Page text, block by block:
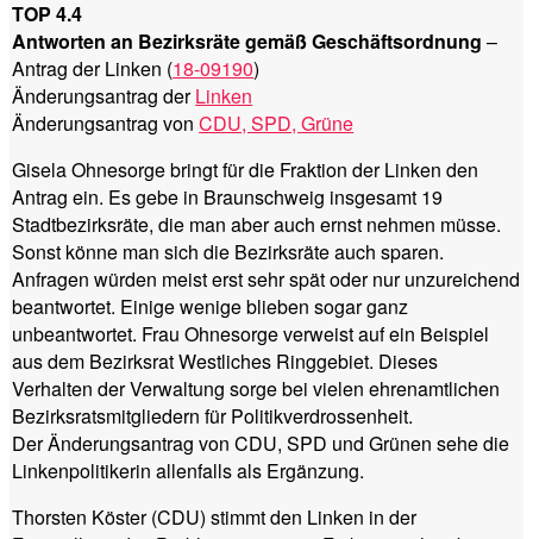
TOP 4.4
Antworten an Bezirksräte gemäß Geschäftsordnung –
Antrag der Linken (18-09190)
Änderungsantrag derLinken
Änderungsantrag vonCDU, SPD, Grüne
Gisela Ohnesorge bringt für die Fraktion der Linken den
Antrag ein. Es gebe in Braunschweig insgesamt 19
Stadtbezirksräte, die man aber auch ernst nehmen müsse.
Sonst könne man sich die Bezirksräte auch sparen.
Anfragen würden meist erst sehr spät oder nur unzureichend
beantwortet. Einige wenige blieben sogar ganz
unbeantwortet. Frau Ohnesorge verweist auf ein Beispiel
aus dem Bezirksrat Westliches Ringgebiet. Dieses
Verhalten der Verwaltung sorge bei vielen ehrenamtlichen
Bezirksratsmitgliedern für Politikverdrossenheit.
Der Änderungsantrag von CDU, SPD und Grünen sehe die
Linkenpolitikerin allenfalls als Ergänzung.
Thorsten Köster (CDU) stimmt den Linken in der